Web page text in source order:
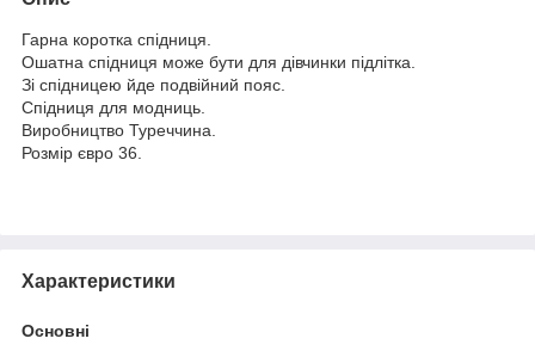
Гарна коротка спідниця.
Ошатна спідниця може бути для дівчинки підлітка.
Зі спідницею йде подвійний пояс.
Спідниця для модниць.
Виробництво Туреччина.
Розмір євро 36.
Характеристики
Основні